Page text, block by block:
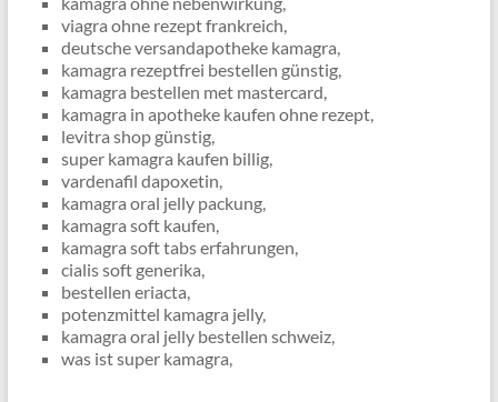
viagra ohne rezept frankreich,
deutsche versandapotheke kamagra,
kamagra rezeptfrei bestellen günstig,
kamagra bestellen met mastercard,
kamagra in apotheke kaufen ohne rezept,
levitra shop günstig,
super kamagra kaufen billig,
vardenafil dapoxetin,
kamagra oral jelly packung,
kamagra soft kaufen,
kamagra soft tabs erfahrungen,
cialis soft generika,
bestellen eriacta,
potenzmittel kamagra jelly,
kamagra oral jelly bestellen schweiz,
was ist super kamagra,